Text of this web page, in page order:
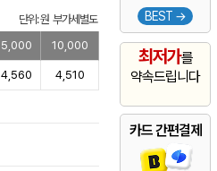
BEST →
최저가를
약속드립니다
카드 간편결제
단위: 원 부가세별도
5,000 10,000
4,560 4,510